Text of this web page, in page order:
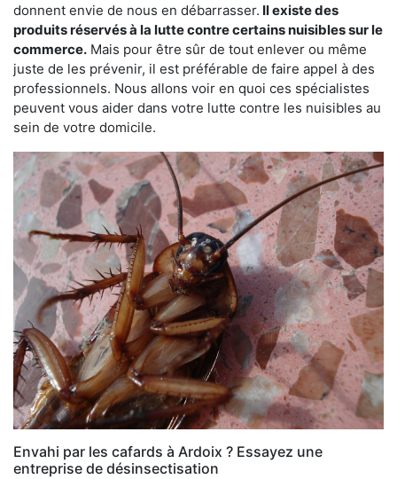
donnent envie de nous en débarrasser. Il existe des
produits réservés à la lutte contre certains nuisibles sur le
commerce. Mais pour être sûr de tout enlever ou même
juste de les prévenir, il est préférable de faire appel à des
professionnels. Nous allons voir en quoi ces spécialistes
peuvent vous aider dans votre lutte contre les nuisibles au
sein de votre domicile.
Envahi par les cafards à Ardoix ? Essayez une
entreprise de désinsectisation